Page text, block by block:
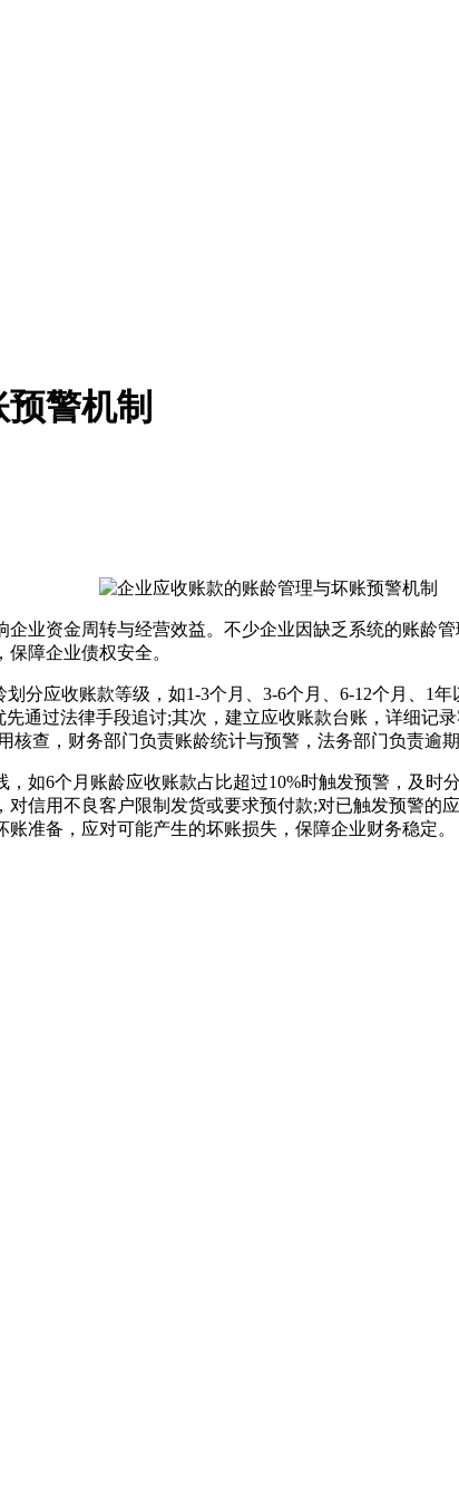
警机制
资金周转与经营效益。不少企业因缺乏系统的账龄
障企业债权安全。
应收账款等级，如1-3个月、3-6个月、6-12个月、1
通过法律手段追讨;其次，建立应收账款台账，详细记
查，财务部门负责账龄统计与预警，法务部门负责逾
6个月账龄应收账款占比超过10%时触发预警，及时
信用不良客户限制发货或要求预付款;对已触发预警的
准备，应对可能产生的坏账损失，保障企业财务稳定。